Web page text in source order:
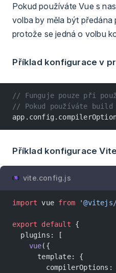
Pokud používáte Vue s
volba by měla být předána
protože se jedná o volbu
Příklad konfigurace v
// Funguje pouze při
// Pokud používáte
Příklad konfigurace Vite
vite.config.js
import vue from
export default {
  plugins: [
    vue
({
      template: {
compilerOptions: